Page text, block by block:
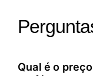
Qual é o